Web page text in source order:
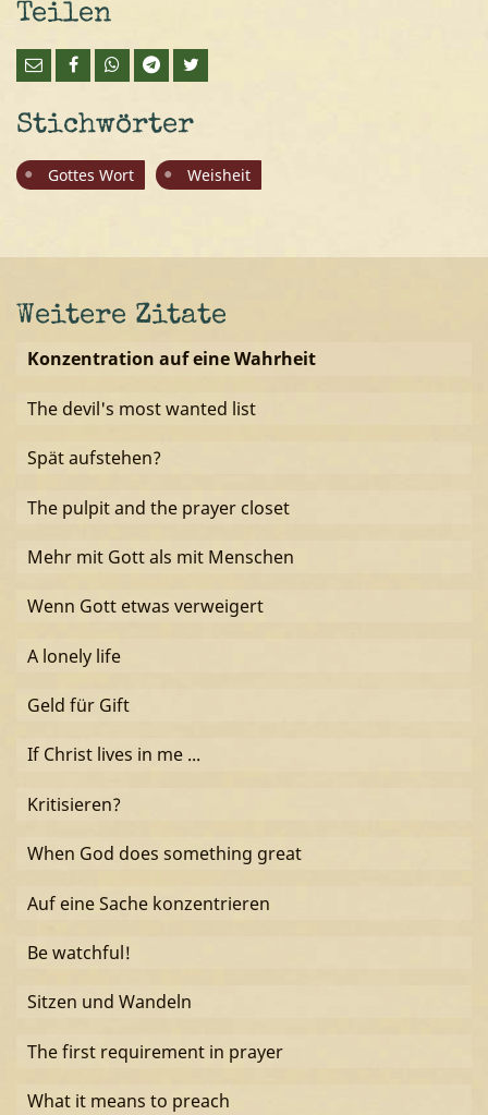
Teilen
Stichwörter
Gottes Wort Weisheit
Weitere Zitate
Konzentration auf eine Wahrheit
The devil's most wanted list
Spät aufstehen?
The pulpit and the prayer closet
Mehr mit Gott als mit Menschen
Wenn Gott etwas verweigert
A lonely life
Geld für Gift
If Christ lives in me ...
Kritisieren?
When God does something great
Auf eine Sache konzentrieren
Be watchful!
Sitzen und Wandeln
The first requirement in prayer
What it means to preach